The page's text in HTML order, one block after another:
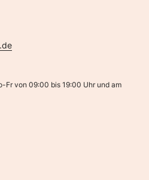
Fr von 09:00 bis 19:00 Uhr und am